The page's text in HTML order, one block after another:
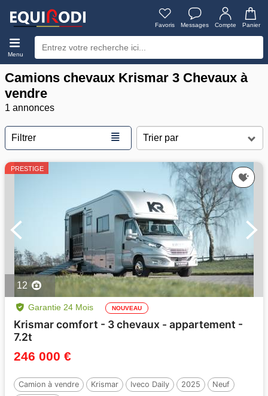
Favoris Messages Compte Panier
Menu
Camions chevaux Krismar 3 Chevaux à
vendre
1 annonces
Filtrer ≣
PRESTIGE
12
Garantie 24 Mois NOUVEAU
Krismar comfort - 3 chevaux - appartement -
7.2t
246 000 €
Camion à vendre Krismar Iveco Daily 2025
Neuf